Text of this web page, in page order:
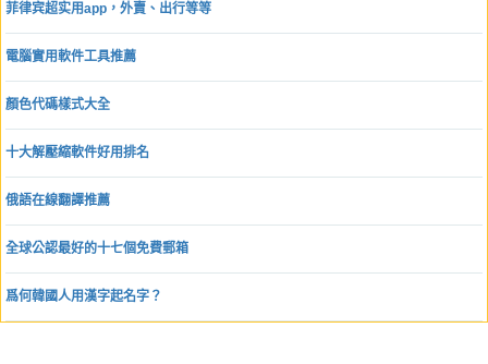
菲律宾超实用app，外賣、出行等等
電腦實用軟件工具推薦
顏色代碼樣式大全
十大解壓縮軟件好用排名
俄語在線翻譯推薦
全球公認最好的十七個免費郵箱
爲何韓國人用漢字起名字？